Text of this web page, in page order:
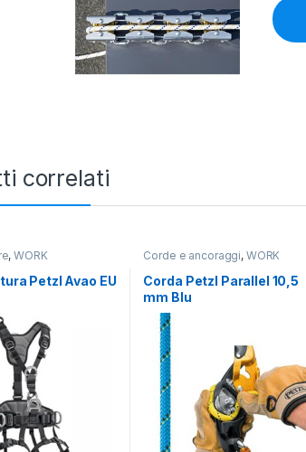
correlati
,WORK
Petzl Avao EU
Corde e ancoraggi, WORK
Corda Petzl Parallel 10,5
mm Blu